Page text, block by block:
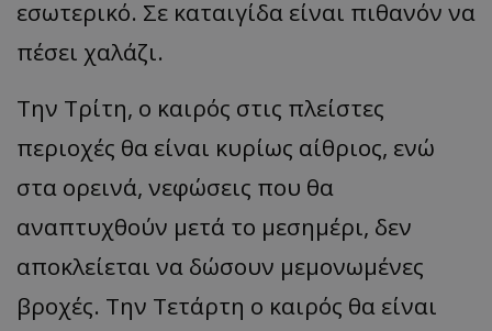
εσωτερικό. Σε καταιγίδα είναι πιθανόν να
πέσει χαλάζι.
Την Τρίτη, ο καιρός στις πλείστες
περιοχές θα είναι κυρίως αίθριος, ενώ
στα ορεινά, νεφώσεις που θα
αναπτυχθούν μετά το μεσημέρι, δεν
αποκλείεται να δώσουν μεμονωμένες
βροχές. Την Τετάρτη ο καιρός θα είναι